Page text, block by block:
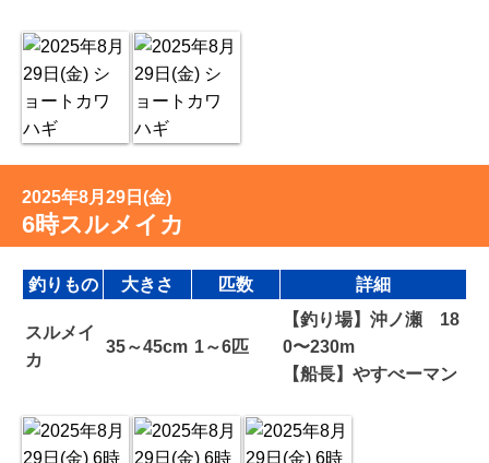
2025年8月29日(金)
6時スルメイカ
釣りもの 大きさ 匹数 詳細
スルメイ
カ
35～45cm 1～6匹
【釣り場】沖ノ瀬 18
0〜230m
【船長】やすべーマン